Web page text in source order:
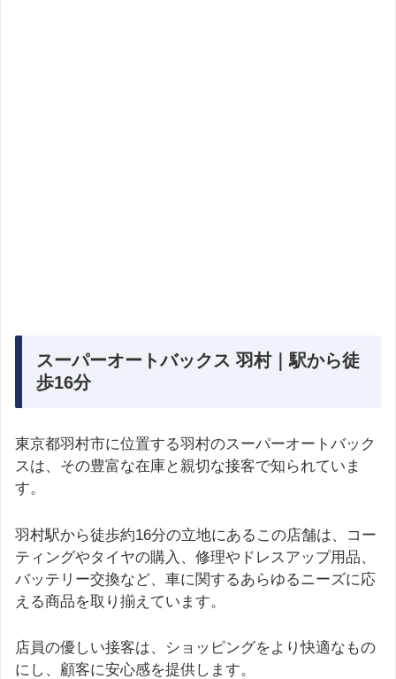
スーパーオートバックス 羽村｜駅から徒
歩16分
東京都羽村市に位置する羽村のスーパーオートバック
スは、その豊富な在庫と親切な接客で知られていま
す。
羽村駅から徒歩約16分の立地にあるこの店舗は、コー
ティングやタイヤの購入、修理やドレスアップ用品、
バッテリー交換など、車に関するあらゆるニーズに応
える商品を取り揃えています。
店員の優しい接客は、ショッピングをより快適なもの
にし、顧客に安心感を提供します。